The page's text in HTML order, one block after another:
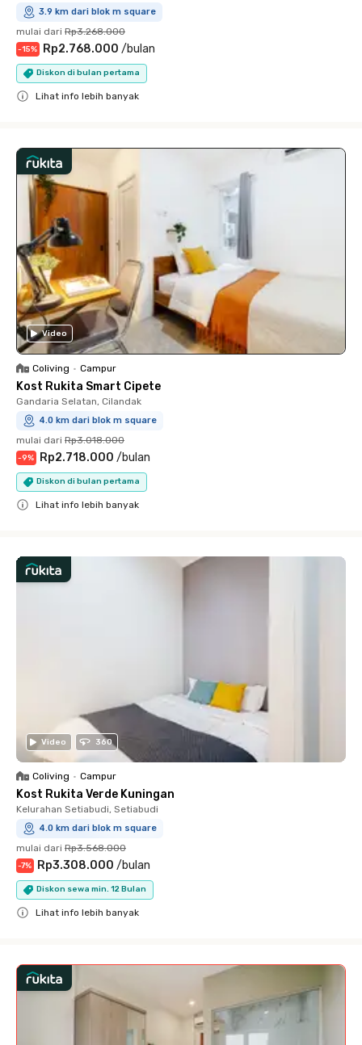
3.9 km dari blok m square
mulai dari Rp3.268.000
-15% Rp2.768.000 /bulan
Diskon di bulan pertama
Lihat info lebih banyak
Video
Coliving • Campur
Kost Rukita Smart Cipete
Gandaria Selatan, Cilandak
4.0 km dari blok m square
mulai dari Rp3.018.000
-9% Rp2.718.000 /bulan
Diskon di bulan pertama
Lihat info lebih banyak
Video 360
Coliving • Campur
Kost Rukita Verde Kuningan
Kelurahan Setiabudi, Setiabudi
4.0 km dari blok m square
mulai dari Rp3.568.000
-7% Rp3.308.000 /bulan
Diskon sewa min. 12 Bulan
Lihat info lebih banyak